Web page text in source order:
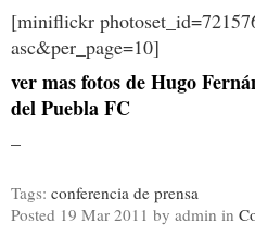
[miniflickr
asc&per_page=10]
ver mas fotos de Hugo
del Puebla FC
–
Tags: conferencia de prensa
Posted 19 Mar 2011 by admin in